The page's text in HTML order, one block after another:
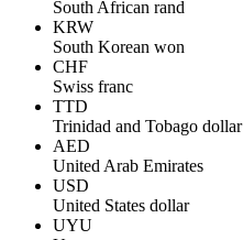
South African rand
KRW
South Korean won
CHF
Swiss franc
TTD
Trinidad and Tobago dollar
AED
United Arab Emirates
USD
United States dollar
UYU